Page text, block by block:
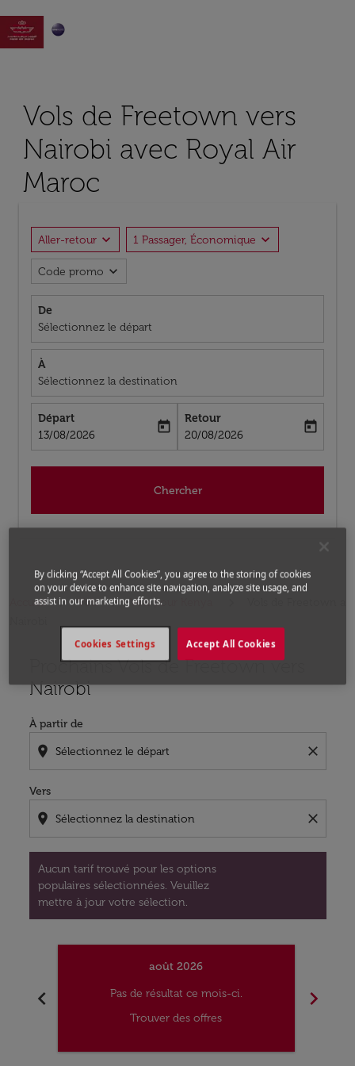

Vols de Freetown vers
Nairobi avec Royal Air
Maroc
Aller-retour expand_more 1 Passager, Économique expand_more
Code promo expand_more
De
Sélectionnez le départ
À
Sélectionnez la destination
Départ
fc-booking-departure-date-aria-label
13/08/2026
today
Retour
fc-booking-return-date-aria-label
20/08/2026
today
Chercher
Accueil Vols Vols pour Kenya
Prochains Vols de Freetown vers
Nairobi
À partir de
location_on close
Vers
location_on close
Aucun tarif trouvé pour les options
populaires sélectionnées. Veuillez
mettre à jour votre sélection.
Aucun tarif trouvé pour les options populaires
chevron_left
août 2026
Pas de résultat ce mois-ci.
Trouver des offres
chevron_right
By clicking “Accept All Cookies”, you agree to the storing of cookies
on your device to enhance site navigation, analyze site usage, and
assist in our marketing efforts.
Accept All Cookies
Cookies Settings